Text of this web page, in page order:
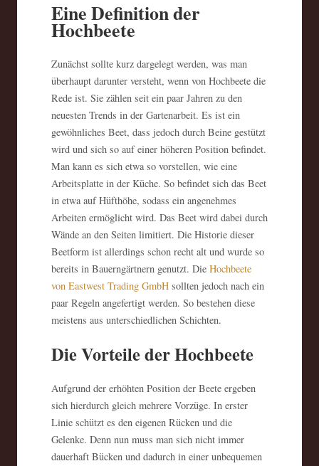
Eine Definition der
Hochbeete
Zunächst sollte kurz dargelegt werden, was man
überhaupt darunter versteht, wenn von Hochbeete die
Rede ist. Sie zählen seit ein paar Jahren zu den
neuesten Trends in der Gartenarbeit. Es ist ein
gewöhnliches Beet, dass jedoch durch Beine gestützt
wird und sich so auf einer höheren Position befindet.
Man kann es sich etwa so vorstellen, wie eine
Arbeitsplatte in der Küche. So befindet sich das Beet
in etwa auf Hüfthöhe, sodass ein angenehmes
Arbeiten ermöglicht wird. Das Beet wird dabei durch
Wände an den Seiten limitiert. Die Historie dieser
Beetform ist allerdings schon recht alt und wurde so
bereits in Bauerngärtnern genutzt. Die Hochbeete
von Eastwest Trading GmbH sollten jedoch nach ein
paar Regeln angefertigt werden. So bestehen diese
meistens aus unterschiedlichen Schichten.
Die Vorteile der Hochbeete
Aufgrund der erhöhten Position der Beete ergeben
sich hierdurch gleich mehrere Vorzüge. In erster
Linie schützt es den eigenen Rücken und die
Gelenke. Denn nun muss man sich nicht immer
dauerhaft Bücken und dadurch in einer unbequemen